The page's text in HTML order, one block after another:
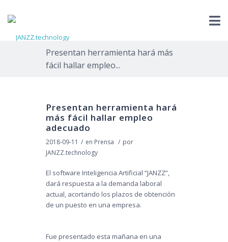
Presentan herramienta hará más
fácil hallar empleo...
Presentan herramienta hará
más fácil hallar empleo
adecuado
2018-09-11 / en Prensa / por
JANZZ.technology
El software Inteligencia Artificial “JANZZ”,
dará respuesta a la demanda laboral
actual, acortando los plazos de obtención
de un puesto en una empresa.
Fue presentado esta mañana en una